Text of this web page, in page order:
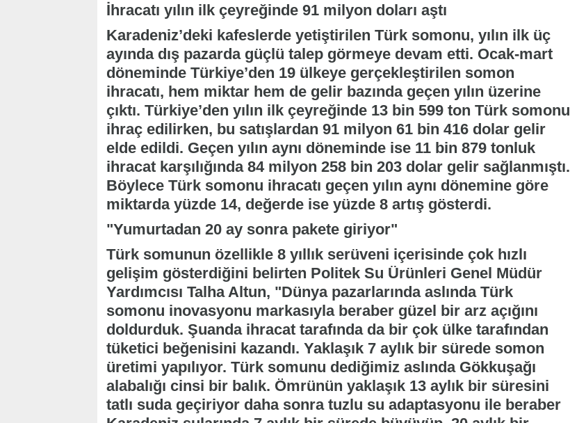
İhracatı yılın ilk çeyreğinde 91 milyon doları aştı
Karadeniz’deki kafeslerde yetiştirilen Türk somonu, yılın ilk üç
ayında dış pazarda güçlü talep görmeye devam etti. Ocak-mart
döneminde Türkiye’den 19 ülkeye gerçekleştirilen somon
ihracatı, hem miktar hem de gelir bazında geçen yılın üzerine
çıktı. Türkiye’den yılın ilk çeyreğinde 13 bin 599 ton Türk somonu
ihraç edilirken, bu satışlardan 91 milyon 61 bin 416 dolar gelir
elde edildi. Geçen yılın aynı döneminde ise 11 bin 879 tonluk
ihracat karşılığında 84 milyon 258 bin 203 dolar gelir sağlanmıştı.
Böylece Türk somonu ihracatı geçen yılın aynı dönemine göre
miktarda yüzde 14, değerde ise yüzde 8 artış gösterdi.
"Yumurtadan 20 ay sonra pakete giriyor"
Türk somunun özellikle 8 yıllık serüveni içerisinde çok hızlı
gelişim gösterdiğini belirten Politek Su Ürünleri Genel Müdür
Yardımcısı Talha Altun, "Dünya pazarlarında aslında Türk
somonu inovasyonu markasıyla beraber güzel bir arz açığını
doldurduk. Şuanda ihracat tarafında da bir çok ülke tarafından
tüketici beğenisini kazandı. Yaklaşık 7 aylık bir sürede somon
üretimi yapılıyor. Türk somunu dediğimiz aslında Gökkuşağı
alabalığı cinsi bir balık. Ömrünün yaklaşık 13 aylık bir süresini
tatlı suda geçiriyor daha sonra tuzlu su adaptasyonu ile beraber